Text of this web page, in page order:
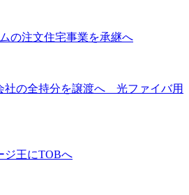
の注文住宅事業を承継へ
社の全持分を譲渡へ 光ファイバ用
ジ王にTOBへ